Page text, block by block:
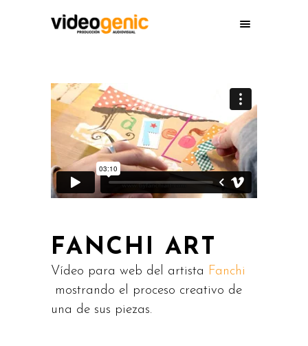
FANCHI ART
Vídeo para web del artista Fanchi
mostrando el proceso creativo de
una de sus piezas.